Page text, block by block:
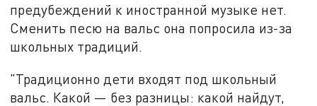
предубеждений к иностранной музыке нет.
Сменить песю на вальс она попросила из-за
школьных традиций.
"Традиционно дети входят под школьный
вальс. Какой — без разницы: какой найдут,